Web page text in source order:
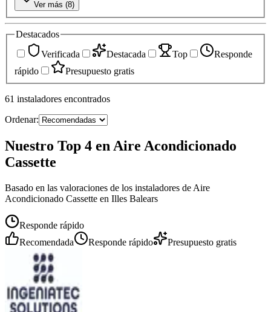
Ver más (8)
Destacados
Verificada
Destacada Top
Responde
rápido
Presupuesto gratis
61 instaladores encontrados
Ordenar:
Nuestro Top 4 en Aire Acondicionado
Cassette
Basado en las valoraciones de los instaladores de Aire
Acondicionado Cassette en Illes Balears
Responde rápido
Recomendada
Responde rápido Presupuesto gratis